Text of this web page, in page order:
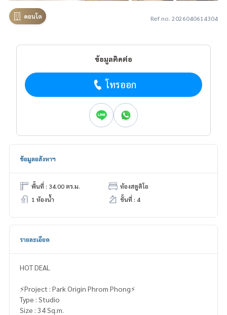
คอนโด Ref no. 2026040614304
ข้อมูลติดต่อ
โทรออก
ข้อมูลอสังหาฯ
พื้นที่ : 34.00 ตร.ม.
ห้องสตูดิโอ
1 ห้องน้ำ
ชั้นที่ : 4
รายละเอียด
HOT DEAL
⚡️Project : Park Origin Phrom Phong⚡️
Type : Studio
Size : 34 Sq.m.